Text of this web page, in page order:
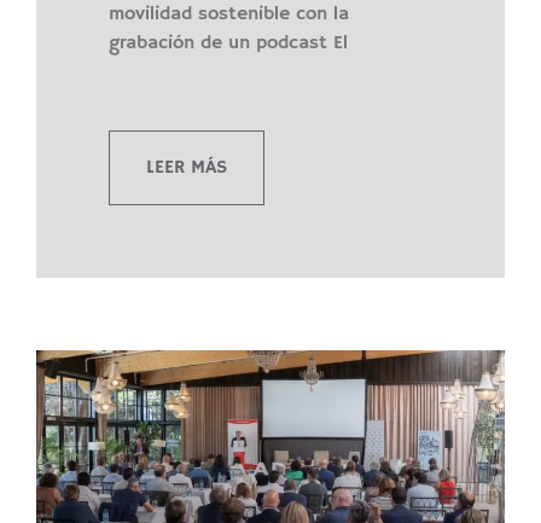
movilidad sostenible con la
grabación de un podcast El
LEER MÁS